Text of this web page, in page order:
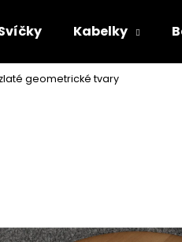
Kabelky
geometrické tvary
potřebujete najít?